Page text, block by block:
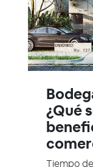
¿Qué
Tiempo